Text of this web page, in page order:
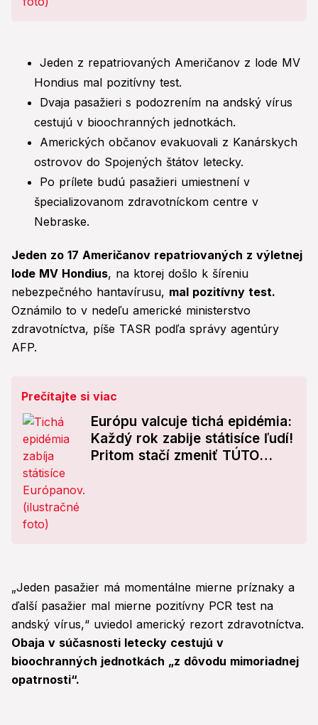
Jeden z repatriovaných Američanov z lode MV
Hondius mal pozitívny test.
Dvaja pasažieri s podozrením na andský vírus
cestujú v bioochranných jednotkách.
Amerických občanov evakuovali z Kanárskych
ostrovov do Spojených štátov letecky.
Po prílete budú pasažieri umiestnení v
špecializovanom zdravotníckom centre v
Nebraske.
Jeden zo 17 Američanov repatriovaných z výletnej
lode MV Hondius, na ktorej došlo k šíreniu
nebezpečného hantavírusu, mal pozitívny test.
Oznámilo to v nedeľu americké ministerstvo
zdravotníctva, píše TASR podľa správy agentúry
AFP.
Prečítajte si viac
Európu valcuje tichá epidémia:
Každý rok zabije státisíce ľudí!
Pritom stačí zmeniť TÚTO
„Jeden pasažier má momentálne mierne príznaky a
ďalší pasažier mal mierne pozitívny PCR test na
andský vírus,“ uviedol americký rezort zdravotníctva.
Obaja v súčasnosti letecky cestujú v
bioochranných jednotkách „z dôvodu mimoriadnej
opatrnosti“.